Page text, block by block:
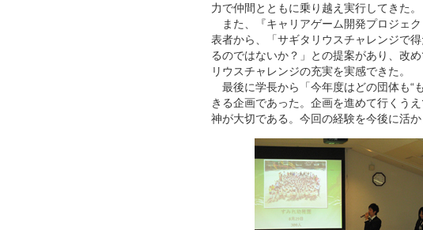
力で仲間とともに乗り越え実行してきた。
また、『キャリアゲーム開発プロジェ
表者から、「サギタリウスチャレンジで
るのではないか？」との提案があり、改
リウスチャレンジの充実を実感できた。
最後に学長から「今年度はどの団体も“
きる企画であった。企画を進めて行くう
神が大切である。今回の経験を今後に活